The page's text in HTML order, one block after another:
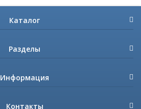
Каталог
Разделы
Информация
Контакты